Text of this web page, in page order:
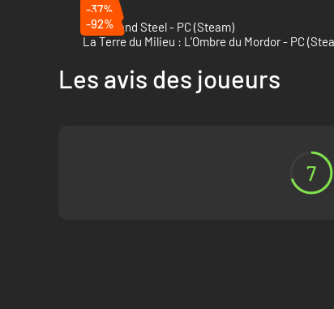
-37%
Of Ash and Steel - PC (Steam)
-92%
Les avis des joueurs
7